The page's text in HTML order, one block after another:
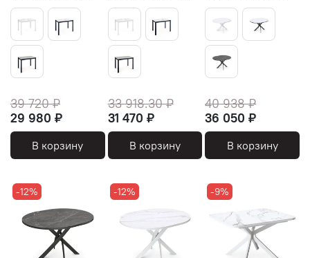
39 720 ₽
29 980 ₽
В корзину
33 918.30 ₽
31 470 ₽
В корзину
40 938 ₽
36 050 ₽
В корзину
-12% -12% -9%